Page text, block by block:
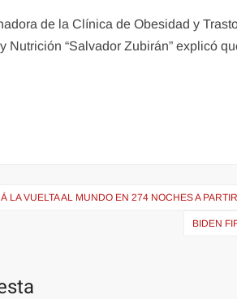
de la Clínica de Obesidad y
Nutrición “Salvador Zubirán” explicó
LA VUELTA AL MUNDO EN 274 NOCHES A
BIDEN